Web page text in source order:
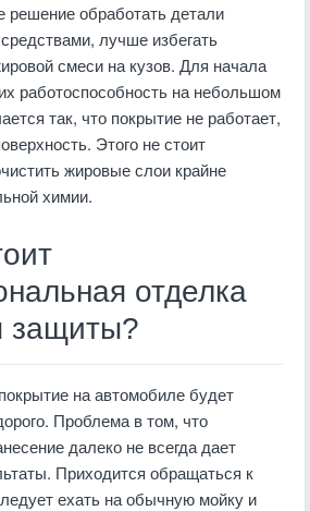
решение обработать детали
лучше избегать
смеси на кузов. Для начала
работоспособность на небольшом
так, что покрытие не работает,
Этого не стоит
жировые слои крайне
химии.
отделка
защиты?
на автомобиле будет
Проблема в том, что
далеко не всегда дает
Приходится обращаться к
ехать на обычную мойку и